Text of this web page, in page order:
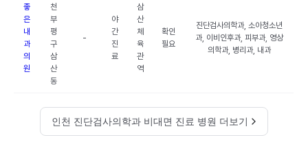
좋
은
내
과
의
원
천
부
평
구
삼
산
동
-
야
간
진
료
삼
산
체
육
관
역
확인
필요
진단검사의학과, 소아청소년
과, 이비인후과, 피부과, 영상
의학과, 병리과, 내과
인천 진단검사의학과 비대면 진료 병원 더보기